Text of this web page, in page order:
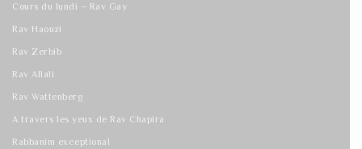
Cours du lundi – Rav Gay
Rav Haouzi
Rav Zerbib
Rav Allali
Rav Wattenberg
A travers les yeux de Rav Chapira
Rabbanim exceptional